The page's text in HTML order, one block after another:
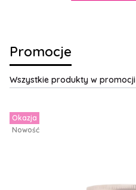
Promocje
Wszystkie produkty w promocji
Okazja
Nowość